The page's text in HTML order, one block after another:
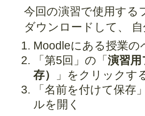
今回の演習で使用する
ダウンロードして、
Moodleにある授業
「第5回」の「演習
存）
」をクリックす
「名前を付けて保
ルを開く